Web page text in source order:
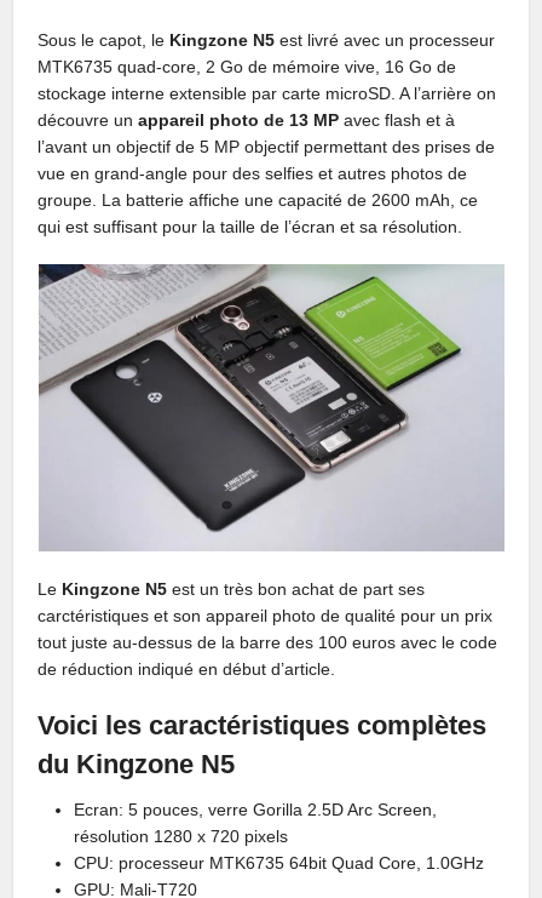
Sous le capot, le Kingzone N5 est livré avec un processeur
MTK6735 quad-core, 2 Go de mémoire vive, 16 Go de
stockage interne extensible par carte microSD. A l’arrière on
découvre unappareil photo de 13 MP avec flash et à
l’avant un objectif de 5 MP objectif permettant des prises de
vue en grand-angle pour des selfies et autres photos de
groupe. La batterie affiche une capacité de 2600 mAh, ce
qui est suffisant pour la taille de l’écran et sa résolution.
Le Kingzone N5 est un très bon achat de part ses
carctéristiques et son appareil photo de qualité pour un prix
tout juste au-dessus de la barre des 100 euros avec le code
de réduction indiqué en début d’article.
Voici les caractéristiques complètes
du Kingzone N5
Ecran: 5 pouces, verre Gorilla 2.5D Arc Screen,
résolution 1280 x 720 pixels
CPU: processeur MTK6735 64bit Quad Core, 1.0GHz
GPU: Mali-T720